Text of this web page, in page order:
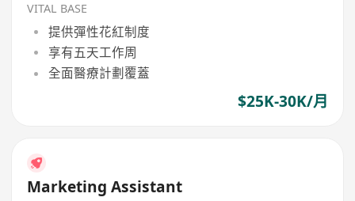
VITAL BASE
提供彈性花紅制度
享有五天工作周
全面醫療計劃覆蓋
$25K-30K/月
Marketing Assistant